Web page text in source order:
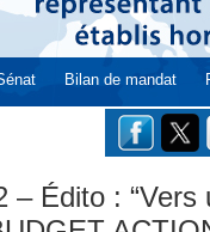
Bilan de mandat
– Édito : “Vers